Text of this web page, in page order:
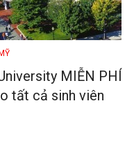
MIỄN PHÍ
tất cả sinh viên